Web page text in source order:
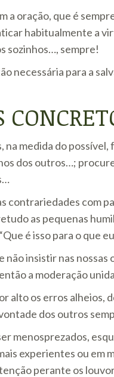
a oração, que é
habitualmente a
sozinhos…, sempre!
necessária para a
na medida do possível,
dos outros…;
contrariedades com
as pequenas
é isso para o que
não insistir nas nossas
a moderação
alto os erros alheios,
dos outros
menosprezados,
experientes ou em
perante os